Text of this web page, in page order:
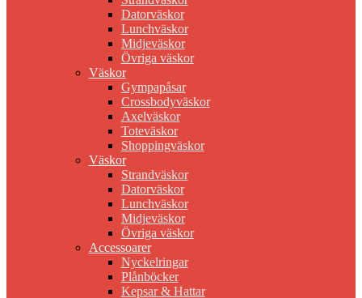
Datorväskor
Lunchväskor
Midjeväskor
Övriga väskor
Väskor
Gympapåsar
Crossbodyväskor
Axelväskor
Toteväskor
Shoppingväskor
Väskor
Strandväskor
Datorväskor
Lunchväskor
Midjeväskor
Övriga väskor
Accessoarer
Nyckelringar
Plånböcker
Kepsar & Hattar